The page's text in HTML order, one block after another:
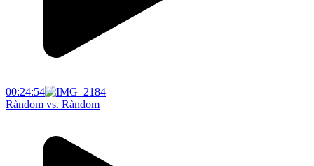
00:24:54
Ràndom vs. Ràndom